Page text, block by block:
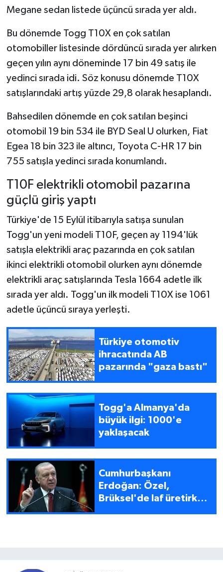
Megane sedan listede üçüncü sırada yer aldı.
Bu dönemde Togg T10X en çok satılan
otomobiller listesinde dördüncü sırada yer alırken
geçen yılın aynı döneminde 17 bin 49 satış ile
yedinci sırada idi. Söz konusu dönemde T10X
satışlarındaki artış yüzde 29,8 olarak hesaplandı.
Bahsedilen dönemde en çok satılan beşinci
otomobil 19 bin 534 ile BYD Seal U olurken, Fiat
Egea 18 bin 323 ile altıncı, Toyota C-HR 17 bin
755 satışla yedinci sırada konumlandı.
T10F elektrikli otomobil pazarına
güçlü giriş yaptı
Türkiye'de 15 Eylül itibarıyla satışa sunulan
Togg'un yeni modeli T10F, geçen ay 1194'lük
satışla elektrikli araç pazarında en çok satılan
ikinci elektrikli otomobil olurken aynı dönemde
elektrikli araç satışlarında Tesla 1664 adetle ilk
sırada yer aldı. Togg'un ilk modeli T10X ise 1061
adetle üçüncü sıraya yerleşti.
Türkiye otomotiv
ihracatında AB
pazarında "gaza bastı"
Togg'a Almanya'da
büyük ilgi: 1000'e
yaklaşacak
Cumhurbaşkanı
Erdoğan: Özel,
Brüksel'de laf üretirken